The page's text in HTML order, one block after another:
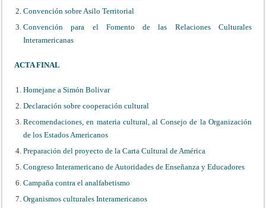
Convención sobre Asilo Territorial
Convención para el Fomento de las Relaciones Culturales
Interamericanas
ACTA FINAL
Homejane a Simón Bolivar
Declaración sobre cooperación cultural
Recomendaciones, en materia cultural, al Consejo de la Organización
de los Estados Americanos
Preparación del proyecto de la Carta Cultural de América
Congreso Interamericano de Autoridades de Enseñanza y Educadores
Campaña contra el analfabetismo
Organismos culturales Interamericanos